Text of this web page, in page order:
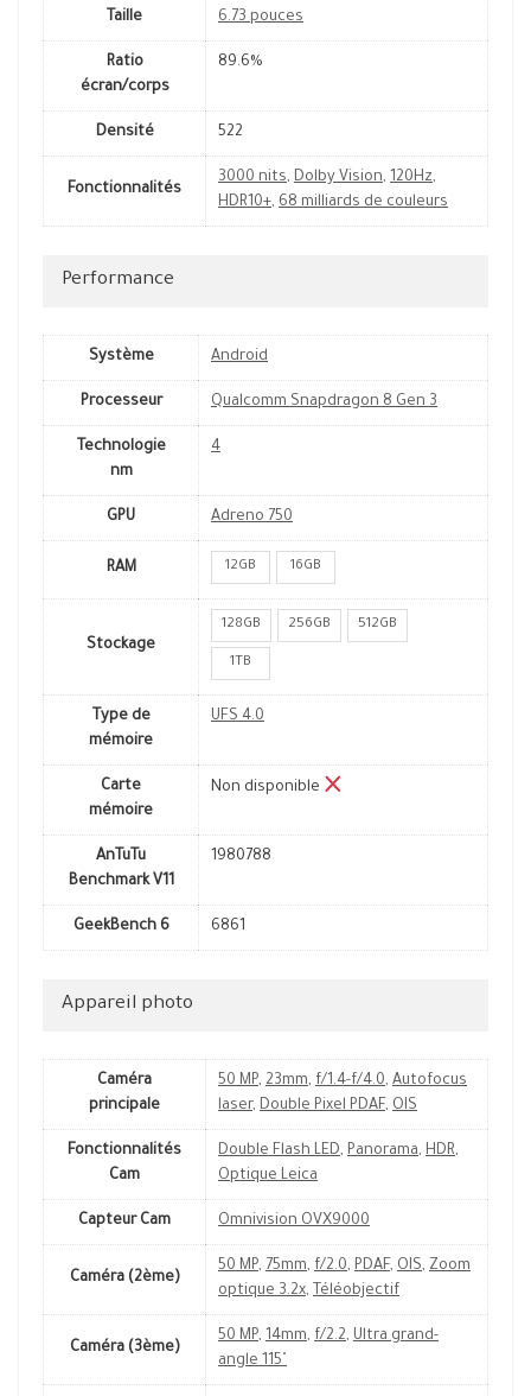
Taille 6.73 pouces
Ratio
écran/corps
89.6%
Densité 522
Fonctionnalités
3000 nits, Dolby Vision, 120Hz,
HDR10+, 68 milliards de couleurs
Performance
Système Android
Processeur Qualcomm Snapdragon 8 Gen 3
Technologie
nm
4
GPU Adreno 750
RAM 12GB 16GB
Stockage
128GB 256GB 512GB
1TB
Type de
mémoire
UFS 4.0
Carte
mémoire
Non disponible
AnTuTu
Benchmark V11
1980788
GeekBench 6 6861
Appareil photo
Caméra
principale
50 MP, 23mm, f/1.4-f/4.0, Autofocus
laser, Double Pixel PDAF, OIS
Fonctionnalités
Cam
Double Flash LED, Panorama, HDR,
Optique Leica
Capteur Cam Omnivision OVX9000
Caméra (2ème)
50 MP, 75mm, f/2.0, PDAF, OIS, Zoom
optique 3.2x, Téléobjectif
Caméra (3ème)
50 MP, 14mm, f/2.2, Ultra grand-
angle 115˚